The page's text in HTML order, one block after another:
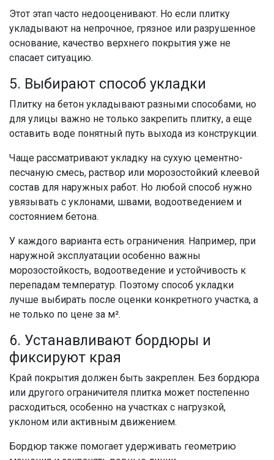
Этот этап часто недооценивают. Но если плитку
укладывают на непрочное, грязное или разрушенное
основание, качество верхнего покрытия уже не
спасает ситуацию.
5. Выбирают способ укладки
Плитку на бетон укладывают разными способами, но
для улицы важно не только закрепить плитку, а еще
оставить воде понятный путь выхода из конструкции.
Чаще рассматривают укладку на сухую цементно-
песчаную смесь, раствор или морозостойкий клеевой
состав для наружных работ. Но любой способ нужно
увязывать с уклонами, швами, водоотведением и
состоянием бетона.
У каждого варианта есть ограничения. Например, при
наружной эксплуатации особенно важны
морозостойкость, водоотведение и устойчивость к
перепадам температур. Поэтому способ укладки
лучше выбирать после оценки конкретного участка, а
не только по цене за м².
6. Устанавливают бордюры и
фиксируют края
Край покрытия должен быть закреплен. Без бордюра
или другого ограничителя плитка может постепенно
расходиться, особенно на участках с нагрузкой,
уклоном или активным движением.
Бордюр также помогает удерживать геометрию